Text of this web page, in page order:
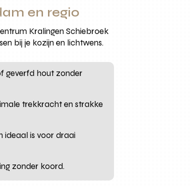
en regio
Kralingen Schiebroek
bij je kozijn en lichtwens.
geverfd hout zonder
trekkracht en strakke
ideaal is voor draai
zonder koord.